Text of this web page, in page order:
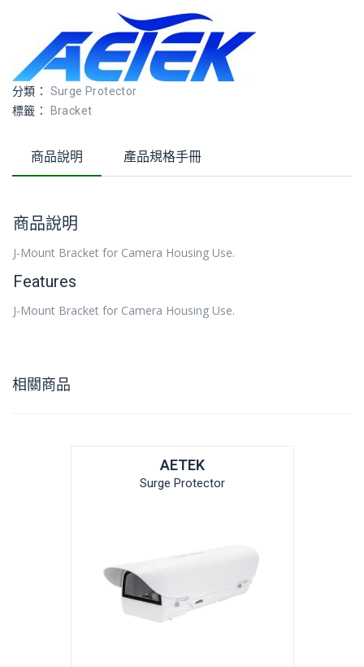
分類： Surge Protector
標籤：
Bracket
商品說明 產品規格手冊
商品說明
J-Mount Bracket for Camera Housing Use.
Features
J-Mount Bracket for Camera Housing Use.
相關商品
AETEK
Surge Protector